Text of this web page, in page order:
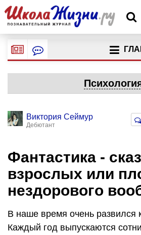
Виктория Сеймур
Дебютант
Фантастика -
взрослых или
нездорового
В наше время очень развился
Каждый год выпускаются